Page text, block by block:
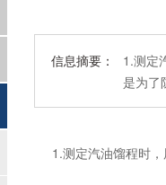
信息摘要：
1.测定
是为了
1.测定汽油馏程时